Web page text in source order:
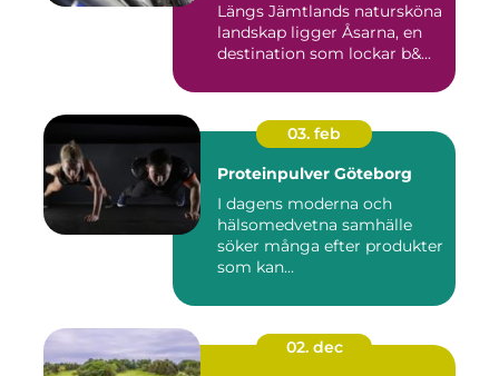
Längs Jämtlands natursköna
landskap ligger Åsarna, en
destination som lockar b&...
03. feb
Proteinpulver Göteborg
I dagens moderna och
hälsomedvetna samhälle
söker många efter produkter
som kan...
02. dec